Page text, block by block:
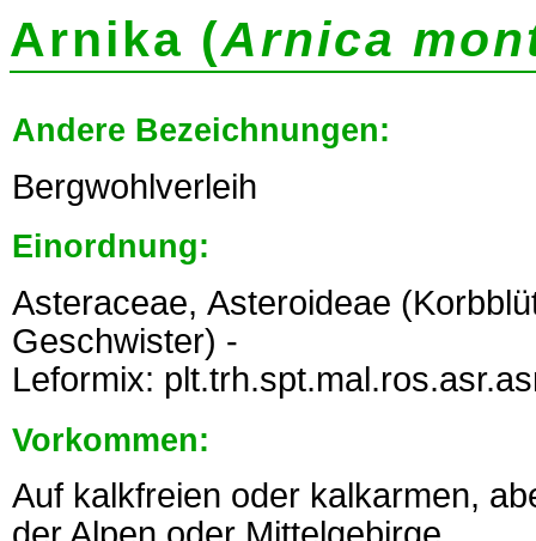
Arnika (Arnica
Andere Bezeichnungen:
Bergwohlverleih
Einordnung:
Asteraceae, Asteroideae
Geschwister) -
Leformix:
Vorkommen:
Auf kalkfreien oder kalkarmen,